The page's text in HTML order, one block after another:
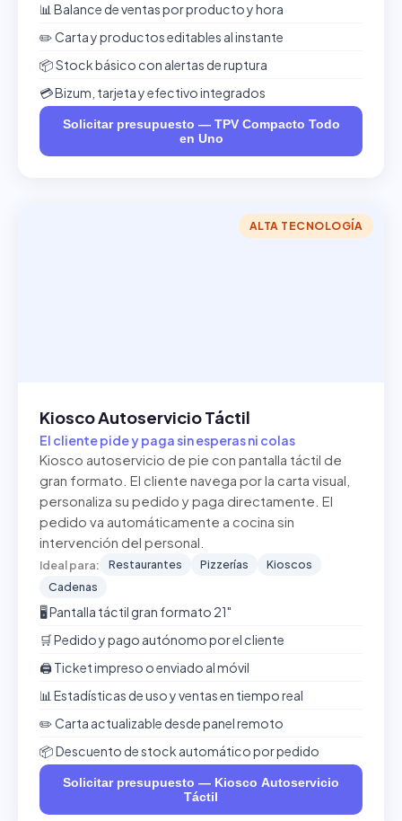
📊 Balance de ventas por producto y hora
✏️ Carta y productos editables al instante
📦 Stock básico con alertas de ruptura
💳 Bizum, tarjeta y efectivo integrados
Solicitar presupuesto — TPV Compacto Todo
en Uno
ALTA TECNOLOGÍA
Kiosco Autoservicio Táctil
El cliente pide y paga sin esperas ni colas
Kiosco autoservicio de pie con pantalla táctil de
gran formato. El cliente navega por la carta visual,
personaliza su pedido y paga directamente. El
pedido va automáticamente a cocina sin
intervención del personal.
Ideal para: Restaurantes Pizzerías
Kioscos
Cadenas
🖥️ Pantalla táctil gran formato 21"
🛒 Pedido y pago autónomo por el cliente
🖨️ Ticket impreso o enviado al móvil
📊 Estadísticas de uso y ventas en tiempo real
✏️ Carta actualizable desde panel remoto
📦 Descuento de stock automático por pedido
Solicitar presupuesto — Kiosco Autoservicio
Táctil